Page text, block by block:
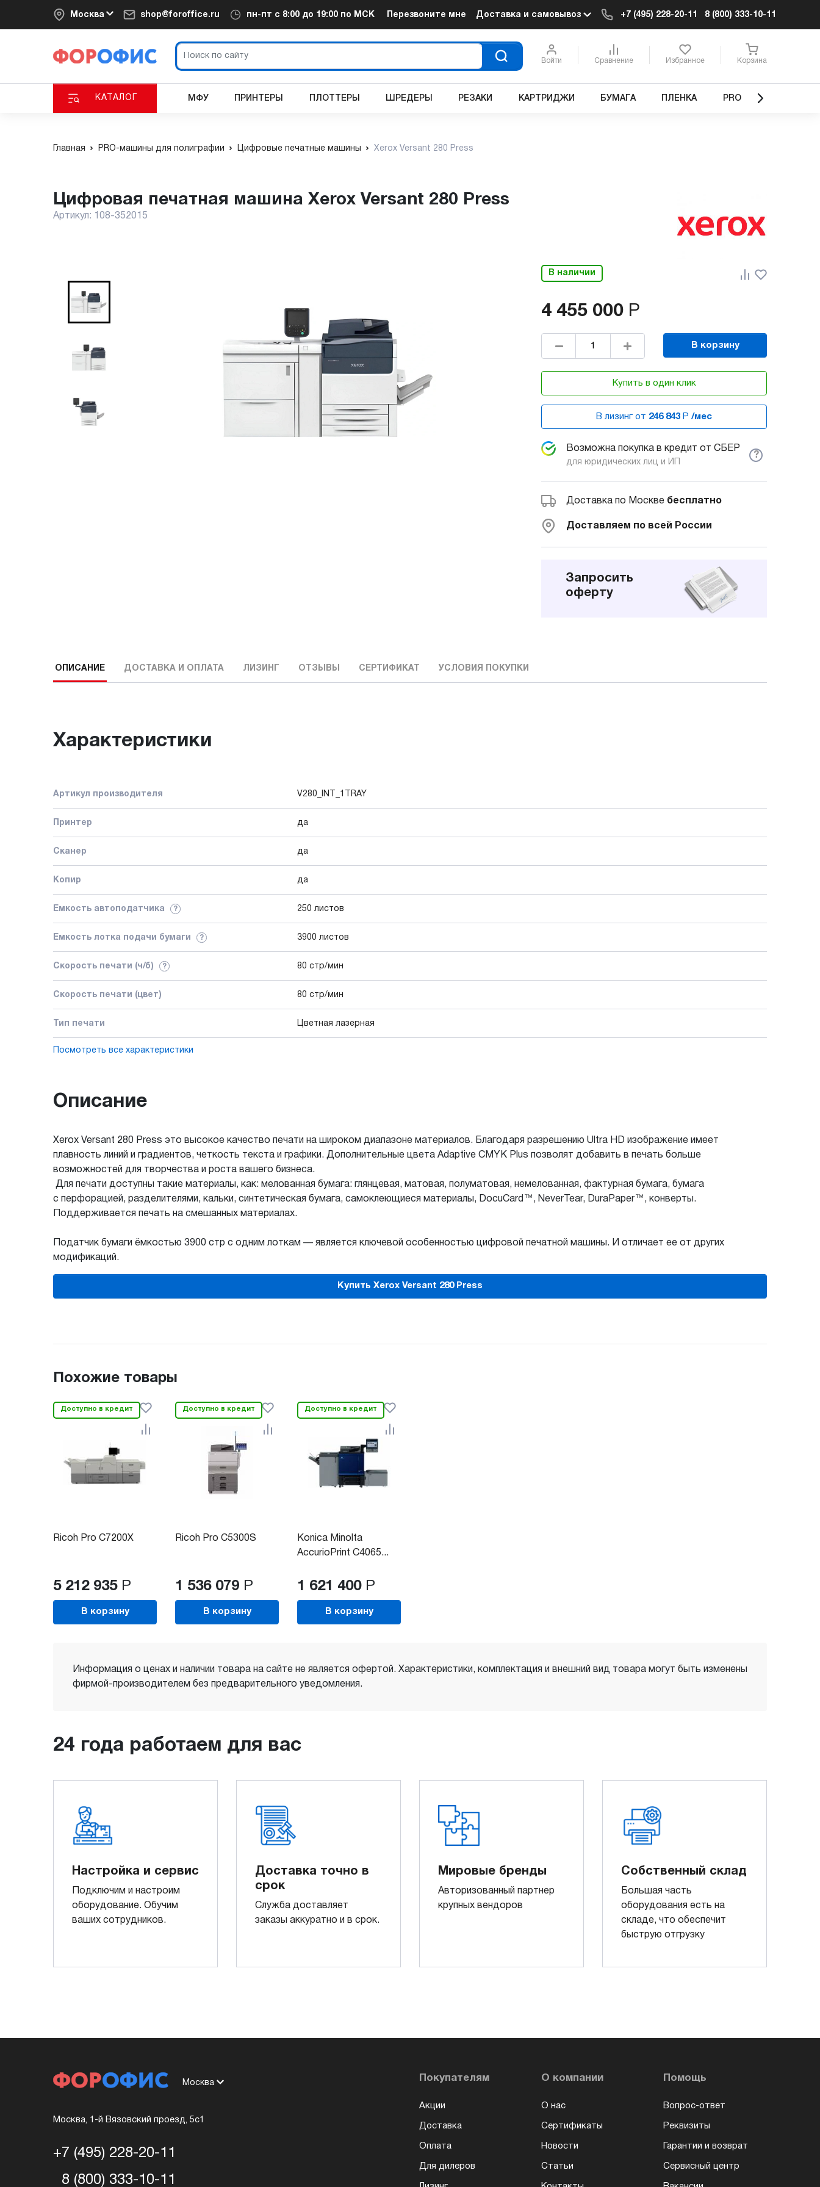
Москва shop@foroffice.ru пн-пт с 8:00 до 19:00 по МСК Перезвоните мне Доставка и самовывоз +7 (495) 228-20-11 8 (800) 333-10-11
Войти Сравнение Избранное Корзина
КАТАЛОГ МФУ ПРИНТЕРЫ ПЛОТТЕРЫ ШРЕДЕРЫ РЕЗАКИ КАРТРИДЖИ БУМАГА ПЛЕНКА PRO
Главная PRO-машины для полиграфии Цифровые печатные машины Xerox Versant 280 Press
Цифровая печатная машина Xerox Versant 280 Press
Артикул: 108-352015
В наличии
4 455 000 Р
В корзину
Купить в один клик
В лизинг от 246 843 Р /мес
Возможна покупка в кредит от СБЕР
для юридических лиц и ИП
?
Доставка по Москве бесплатно
Доставляем по всей России
Запросить
оферту
ОПИСАНИЕ ДОСТАВКА И ОПЛАТА ЛИЗИНГ ОТЗЫВЫ СЕРТИФИКАТ УСЛОВИЯ ПОКУПКИ
Характеристики
Артикул производителя V280_INT_1TRAY
Принтер да
Сканер да
Копир да
Емкость автоподатчика ? 250 листов
Емкость лотка подачи бумаги ? 3900 листов
Скорость печати (ч/б) ? 80 стр/мин
Скорость печати (цвет) 80 стр/мин
Тип печати Цветная лазерная
Посмотреть все характеристики
Описание
Xerox Versant 280 Press это высокое качество печати на широком диапазоне материалов. Благодаря разрешению Ultra HD изображение имеет
плавность линий и градиентов, четкость текста и графики. Дополнительные цвета Adaptive CMYK Plus позволят добавить в печать больше
возможностей для творчества и роста вашего бизнеса.
Для печати доступны такие материалы, как: мелованная бумага: глянцевая, матовая, полуматовая, немелованная, фактурная бумага, бумага
с перфорацией, разделителями, кальки, синтетическая бумага, самоклеющиеся материалы, DocuCard™, NeverTear, DuraPaper™, конверты.
Поддерживается печать на смешанных материалах.
Податчик бумаги ёмкостью 3900 стр с одним лоткам — является ключевой особенностью цифровой печатной машины. И отличает ее от других
модификаций.
Купить Xerox Versant 280 Press
Похожие товары
Доступно в кредит
Ricoh Pro C7200X
5 212 935 Р
В корзину
Доступно в кредит
Ricoh Pro C5300S
1 536 079 Р
В корзину
Доступно в кредит
Konica Minolta
AccurioPrint C4065...
1 621 400 Р
В корзину
Информация о ценах и наличии товара на сайте не является офертой. Характеристики, комплектация и внешний вид товара могут быть изменены
фирмой-производителем без предварительного уведомления.
24 года работаем для вас
Настройка и сервис
Подключим и настроим
оборудование. Обучим
ваших сотрудников.
Доставка точно в
срок
Служба доставляет
заказы аккуратно и в срок.
Мировые бренды
Авторизованный партнер
крупных вендоров
Собственный склад
Большая часть
оборудования есть на
складе, что обеспечит
быструю отгрузку
Москва
Москва, 1-й Вязовский проезд, 5с1
+7 (495) 228-20-11
8 (800) 333-10-11
Покупателям
Акции
Доставка
Оплата
Для дилеров
О компании
О нас
Сертификаты
Новости
Статьи
Помощь
Вопрос-ответ
Реквизиты
Гарантии и возврат
Сервисный центр